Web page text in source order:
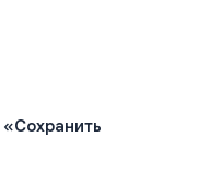
«Сохранить